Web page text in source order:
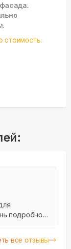
стоимость.
подробно
все отзывы